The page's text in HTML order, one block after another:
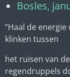
Bosles,
“Haal de
klinken tussen
het ruisen van
regendruppels